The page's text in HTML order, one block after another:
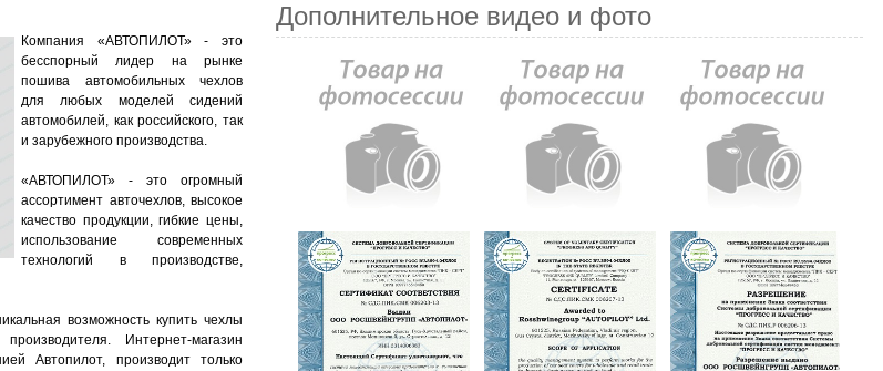
Компания «АВТОПИЛОТ» - это
бесспорный лидер на рынке
пошива автомобильных чехлов
для любых моделей сидений
автомобилей, как российского, так
и зарубежного производства.
«АВТОПИЛОТ» - это огромный
ассортимент авточехлов, высокое
качество продукции, гибкие цены,
использование современных
технологий в производстве,
возможность купить чехлы
Интернет-магазин
Автопилот, производит только
Дополнительное видео и фото